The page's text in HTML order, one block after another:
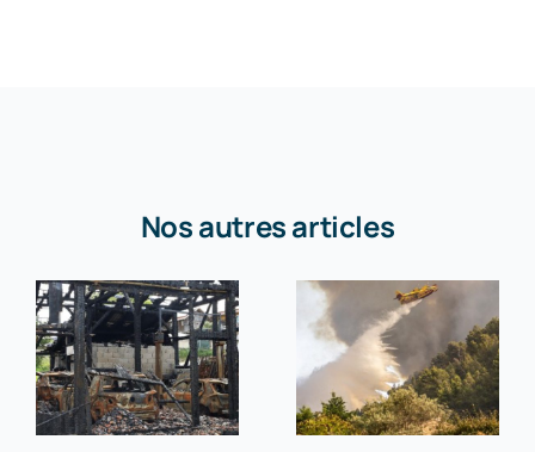
Nos autres articles